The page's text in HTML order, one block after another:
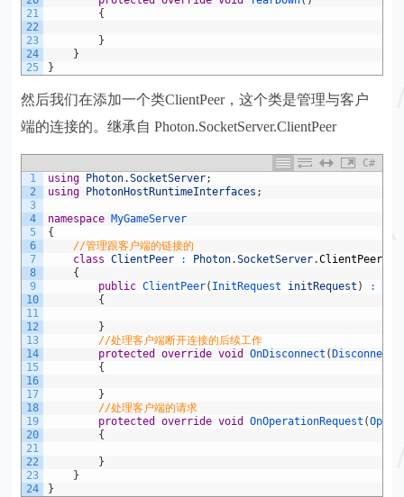
21
22
23
24
25
{
}
}
}
然后我们在添加一个类ClientPeer，这个类是管理与客户
端的连接的。继承自 Photon.SocketServer.ClientPeer
C#
1
2
3
4
5
6
7
8
9
10
11
12
13
14
15
16
17
18
19
20
21
22
23
24
using Photon.SocketServer;
using
PhotonHostRuntimeInterfaces ;
namespace MyGameServer
{
//管理跟客户端的链接的
class
ClientPeer : Photon.SocketServer.ClientPeer
{
public ClientPeer( InitRequest initRequest ) :
{
}
//处理客户端断开连接的后续工作
protected
override void OnDisconnect (
{
}
//处理客户端的请求
protected
override void OnOperationRequest (
{
}
}
}